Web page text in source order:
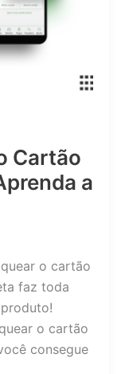
Cartão
a
o cartão
faz toda
o cartão
consegue